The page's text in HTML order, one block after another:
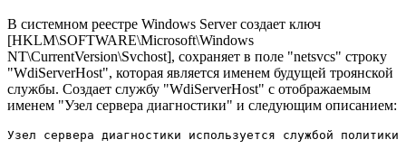
В системном реестре Windows Server создает ключ
[HKLM\SOFTWARE\Microsoft\Windows
NT\CurrentVersion\Svchost], сохраняет в поле "netsvcs" строку
"WdiServerHost", которая является именем будущей троянской
службы. Создает службу "WdiServerHost" с отображаемым
именем "Узел сервера диагностики" и следующим описанием: